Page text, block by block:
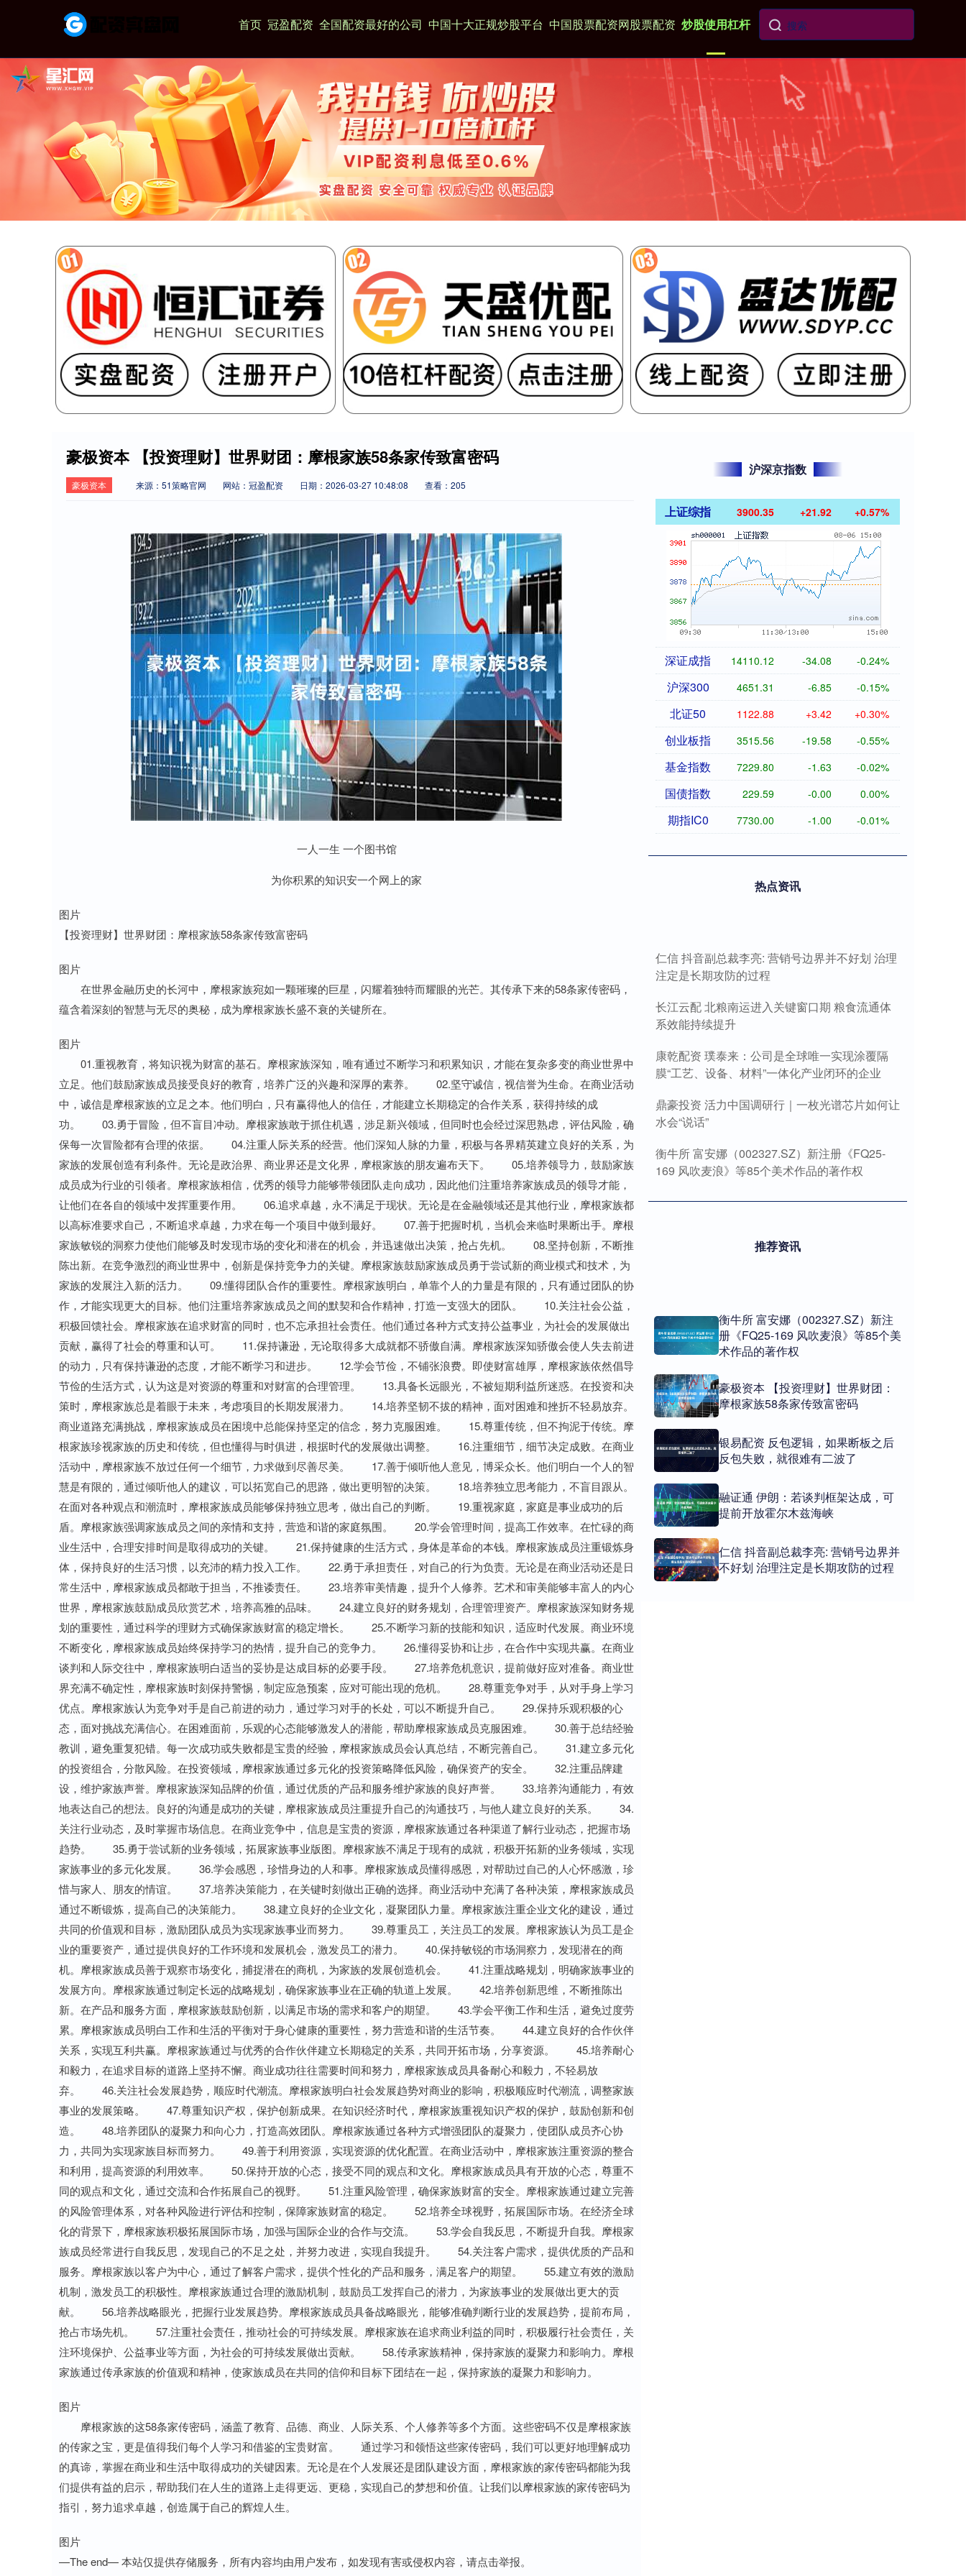
首页 冠盈配资 全国配资最好的公司 中国十大正规炒股平台 中国股票配资网股票配资 炒股使用杠杆
豪极资本 【投资理财】世界财团：摩根家族58条家传致富密码
豪极资本 来源：51策略官网 网站：冠盈配资 日期：2026-03-27 10:48:08 查看：205
一人一生 一个图书馆
为你积累的知识安一个网上的家
图片
【投资理财】世界财团：摩根家族58条家传致富密码
图片
在世界金融历史的长河中，摩根家族宛如一颗璀璨的巨星，闪耀着独特而耀眼的光芒。其传承下来的58条家传密码，
蕴含着深刻的智慧与无尽的奥秘，成为摩根家族长盛不衰的关键所在。
图片
01.重视教育，将知识视为财富的基石。摩根家族深知，唯有通过不断学习和积累知识，才能在复杂多变的商业世界中
立足。他们鼓励家族成员接受良好的教育，培养广泛的兴趣和深厚的素养。 02.坚守诚信，视信誉为生命。在商业活动
中，诚信是摩根家族的立足之本。他们明白，只有赢得他人的信任，才能建立长期稳定的合作关系，获得持续的成
功。 03.勇于冒险，但不盲目冲动。摩根家族敢于抓住机遇，涉足新兴领域，但同时也会经过深思熟虑，评估风险，确
保每一次冒险都有合理的依据。 04.注重人际关系的经营。他们深知人脉的力量，积极与各界精英建立良好的关系，为
家族的发展创造有利条件。无论是政治界、商业界还是文化界，摩根家族的朋友遍布天下。 05.培养领导力，鼓励家族
成员成为行业的引领者。摩根家族相信，优秀的领导力能够带领团队走向成功，因此他们注重培养家族成员的领导才能，
让他们在各自的领域中发挥重要作用。 06.追求卓越，永不满足于现状。无论是在金融领域还是其他行业，摩根家族都
以高标准要求自己，不断追求卓越，力求在每一个项目中做到最好。 07.善于把握时机，当机会来临时果断出手。摩根
家族敏锐的洞察力使他们能够及时发现市场的变化和潜在的机会，并迅速做出决策，抢占先机。 08.坚持创新，不断推
陈出新。在竞争激烈的商业世界中，创新是保持竞争力的关键。摩根家族鼓励家族成员勇于尝试新的商业模式和技术，为
家族的发展注入新的活力。 09.懂得团队合作的重要性。摩根家族明白，单靠个人的力量是有限的，只有通过团队的协
作，才能实现更大的目标。他们注重培养家族成员之间的默契和合作精神，打造一支强大的团队。 10.关注社会公益，
积极回馈社会。摩根家族在追求财富的同时，也不忘承担社会责任。他们通过各种方式支持公益事业，为社会的发展做出
贡献，赢得了社会的尊重和认可。 11.保持谦逊，无论取得多大成就都不骄傲自满。摩根家族深知骄傲会使人失去前进
的动力，只有保持谦逊的态度，才能不断学习和进步。 12.学会节俭，不铺张浪费。即使财富雄厚，摩根家族依然倡导
节俭的生活方式，认为这是对资源的尊重和对财富的合理管理。 13.具备长远眼光，不被短期利益所迷惑。在投资和决
策时，摩根家族总是着眼于未来，考虑项目的长期发展潜力。 14.培养坚韧不拔的精神，面对困难和挫折不轻易放弃。
商业道路充满挑战，摩根家族成员在困境中总能保持坚定的信念，努力克服困难。 15.尊重传统，但不拘泥于传统。摩
根家族珍视家族的历史和传统，但也懂得与时俱进，根据时代的发展做出调整。 16.注重细节，细节决定成败。在商业
活动中，摩根家族不放过任何一个细节，力求做到尽善尽美。 17.善于倾听他人意见，博采众长。他们明白一个人的智
慧是有限的，通过倾听他人的建议，可以拓宽自己的思路，做出更明智的决策。 18.培养独立思考能力，不盲目跟从。
在面对各种观点和潮流时，摩根家族成员能够保持独立思考，做出自己的判断。 19.重视家庭，家庭是事业成功的后
盾。摩根家族强调家族成员之间的亲情和支持，营造和谐的家庭氛围。 20.学会管理时间，提高工作效率。在忙碌的商
业生活中，合理安排时间是取得成功的关键。 21.保持健康的生活方式，身体是革命的本钱。摩根家族成员注重锻炼身
体，保持良好的生活习惯，以充沛的精力投入工作。 22.勇于承担责任，对自己的行为负责。无论是在商业活动还是日
常生活中，摩根家族成员都敢于担当，不推诿责任。 23.培养审美情趣，提升个人修养。艺术和审美能够丰富人的内心
世界，摩根家族鼓励成员欣赏艺术，培养高雅的品味。 24.建立良好的财务规划，合理管理资产。摩根家族深知财务规
划的重要性，通过科学的理财方式确保家族财富的稳定增长。 25.不断学习新的技能和知识，适应时代发展。商业环境
不断变化，摩根家族成员始终保持学习的热情，提升自己的竞争力。 26.懂得妥协和让步，在合作中实现共赢。在商业
谈判和人际交往中，摩根家族明白适当的妥协是达成目标的必要手段。 27.培养危机意识，提前做好应对准备。商业世
界充满不确定性，摩根家族时刻保持警惕，制定应急预案，应对可能出现的危机。 28.尊重竞争对手，从对手身上学习
优点。摩根家族认为竞争对手是自己前进的动力，通过学习对手的长处，可以不断提升自己。 29.保持乐观积极的心
态，面对挑战充满信心。在困难面前，乐观的心态能够激发人的潜能，帮助摩根家族成员克服困难。 30.善于总结经验
教训，避免重复犯错。每一次成功或失败都是宝贵的经验，摩根家族成员会认真总结，不断完善自己。 31.建立多元化
的投资组合，分散风险。在投资领域，摩根家族通过多元化的投资策略降低风险，确保资产的安全。 32.注重品牌建
设，维护家族声誉。摩根家族深知品牌的价值，通过优质的产品和服务维护家族的良好声誉。 33.培养沟通能力，有效
地表达自己的想法。良好的沟通是成功的关键，摩根家族成员注重提升自己的沟通技巧，与他人建立良好的关系。 34.
关注行业动态，及时掌握市场信息。在商业竞争中，信息是宝贵的资源，摩根家族通过各种渠道了解行业动态，把握市场
趋势。 35.勇于尝试新的业务领域，拓展家族事业版图。摩根家族不满足于现有的成就，积极开拓新的业务领域，实现
家族事业的多元化发展。 36.学会感恩，珍惜身边的人和事。摩根家族成员懂得感恩，对帮助过自己的人心怀感激，珍
惜与家人、朋友的情谊。 37.培养决策能力，在关键时刻做出正确的选择。商业活动中充满了各种决策，摩根家族成员
通过不断锻炼，提高自己的决策能力。 38.建立良好的企业文化，凝聚团队力量。摩根家族注重企业文化的建设，通过
共同的价值观和目标，激励团队成员为实现家族事业而努力。 39.尊重员工，关注员工的发展。摩根家族认为员工是企
业的重要资产，通过提供良好的工作环境和发展机会，激发员工的潜力。 40.保持敏锐的市场洞察力，发现潜在的商
机。摩根家族成员善于观察市场变化，捕捉潜在的商机，为家族的发展创造机会。 41.注重战略规划，明确家族事业的
发展方向。摩根家族通过制定长远的战略规划，确保家族事业在正确的轨道上发展。 42.培养创新思维，不断推陈出
新。在产品和服务方面，摩根家族鼓励创新，以满足市场的需求和客户的期望。 43.学会平衡工作和生活，避免过度劳
累。摩根家族成员明白工作和生活的平衡对于身心健康的重要性，努力营造和谐的生活节奏。 44.建立良好的合作伙伴
关系，实现互利共赢。摩根家族通过与优秀的合作伙伴建立长期稳定的关系，共同开拓市场，分享资源。 45.培养耐心
和毅力，在追求目标的道路上坚持不懈。商业成功往往需要时间和努力，摩根家族成员具备耐心和毅力，不轻易放
弃。 46.关注社会发展趋势，顺应时代潮流。摩根家族明白社会发展趋势对商业的影响，积极顺应时代潮流，调整家族
事业的发展策略。 47.尊重知识产权，保护创新成果。在知识经济时代，摩根家族重视知识产权的保护，鼓励创新和创
造。 48.培养团队的凝聚力和向心力，打造高效团队。摩根家族通过各种方式增强团队的凝聚力，使团队成员齐心协
力，共同为实现家族目标而努力。 49.善于利用资源，实现资源的优化配置。在商业活动中，摩根家族注重资源的整合
和利用，提高资源的利用效率。 50.保持开放的心态，接受不同的观点和文化。摩根家族成员具有开放的心态，尊重不
同的观点和文化，通过交流和合作拓展自己的视野。 51.注重风险管理，确保家族财富的安全。摩根家族通过建立完善
的风险管理体系，对各种风险进行评估和控制，保障家族财富的稳定。 52.培养全球视野，拓展国际市场。在经济全球
化的背景下，摩根家族积极拓展国际市场，加强与国际企业的合作与交流。 53.学会自我反思，不断提升自我。摩根家
族成员经常进行自我反思，发现自己的不足之处，并努力改进，实现自我提升。 54.关注客户需求，提供优质的产品和
服务。摩根家族以客户为中心，通过了解客户需求，提供个性化的产品和服务，满足客户的期望。 55.建立有效的激励
机制，激发员工的积极性。摩根家族通过合理的激励机制，鼓励员工发挥自己的潜力，为家族事业的发展做出更大的贡
献。 56.培养战略眼光，把握行业发展趋势。摩根家族成员具备战略眼光，能够准确判断行业的发展趋势，提前布局，
抢占市场先机。 57.注重社会责任，推动社会的可持续发展。摩根家族在追求商业利益的同时，积极履行社会责任，关
注环境保护、公益事业等方面，为社会的可持续发展做出贡献。 58.传承家族精神，保持家族的凝聚力和影响力。摩根
家族通过传承家族的价值观和精神，使家族成员在共同的信仰和目标下团结在一起，保持家族的凝聚力和影响力。
图片
摩根家族的这58条家传密码，涵盖了教育、品德、商业、人际关系、个人修养等多个方面。这些密码不仅是摩根家族
的传家之宝，更是值得我们每个人学习和借鉴的宝贵财富。 通过学习和领悟这些家传密码，我们可以更好地理解成功
的真谛，掌握在商业和生活中取得成功的关键因素。无论是在个人发展还是团队建设方面，摩根家族的家传密码都能为我
们提供有益的启示，帮助我们在人生的道路上走得更远、更稳，实现自己的梦想和价值。让我们以摩根家族的家传密码为
指引，努力追求卓越，创造属于自己的辉煌人生。
图片
—The end— 本站仅提供存储服务，所有内容均由用户发布，如发现有害或侵权内容，请点击举报。
沪深京指数
上证综指 3900.35 +21.92 +0.57%
深证成指 14110.12 -34.08 -0.24%
沪深300 4651.31 -6.85 -0.15%
北证50 1122.88 +3.42 +0.30%
创业板指 3515.56 -19.58 -0.55%
基金指数 7229.80 -1.63 -0.02%
国债指数 229.59 -0.00 0.00%
期指IC0 7730.00 -1.00 -0.01%
热点资讯
仁信 抖音副总裁李亮: 营销号边界并不好划 治理
注定是长期攻防的过程
长江云配 北粮南运进入关键窗口期 粮食流通体
系效能持续提升
康乾配资 璞泰来：公司是全球唯一实现涂覆隔
膜“工艺、设备、材料”一体化产业闭环的企业
鼎豪投资 活力中国调研行｜一枚光谱芯片如何让
水会“说话”
衡牛所 富安娜（002327.SZ）新注册《FQ25-
169 风吹麦浪》等85个美术作品的著作权
推荐资讯
衡牛所 富安娜（002327.SZ）新注
册《FQ25-169 风吹麦浪》等85个美
术作品的著作权
豪极资本 【投资理财】世界财团：
摩根家族58条家传致富密码
银易配资 反包逻辑，如果断板之后
反包失败，就很难有二波了
融证通 伊朗：若谈判框架达成，可
提前开放霍尔木兹海峡
仁信 抖音副总裁李亮: 营销号边界并
不好划 治理注定是长期攻防的过程